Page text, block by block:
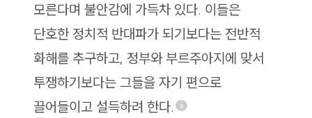
모른다며 불안감에 가득차 있다. 이들은
단호한 정치적 반대파가 되기보다는 전반적
화해를 추구하고, 정부와 부르주아지에 맞서
투쟁하기보다는 그들을 자기 편으로
끌어들이고 설득하려 한다.
5